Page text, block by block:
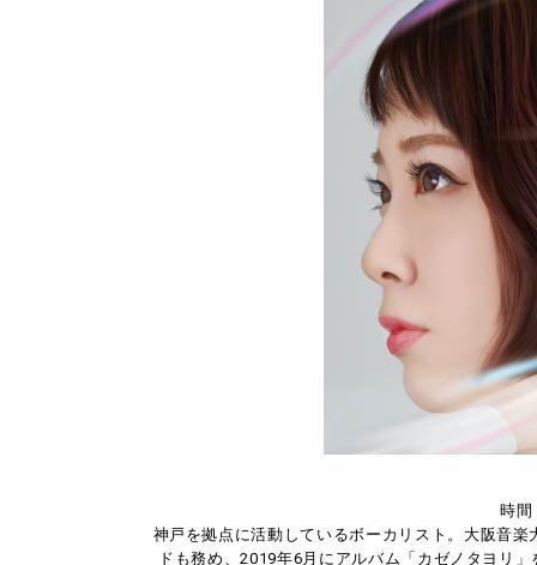
時
神戸を拠点に活動しているボーカリスト。大阪音
ドも務め、2019年6月にアルバム「カゼノタヨリ